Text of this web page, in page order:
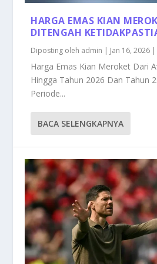
HARGA EMAS KIAN
DITENGAH
Diposting oleh admin | Jan 16, 2026
Harga Emas Kian Meroket Dari
Hingga Tahun 2026 Dan Tahun
Periode...
BACA SELENGKAPNYA